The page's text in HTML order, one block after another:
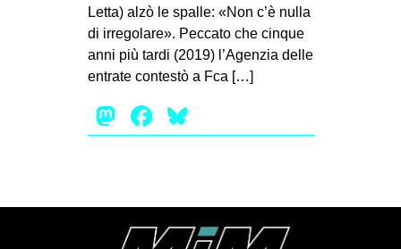
AMBIENTE
ANTIFASCISMO
DIRITTO ALL’ABITARE
GENERI
MIGRAZIONI
STUDENTI
Letta) alzò le spalle: «Non c’è nulla
di irregolare». Peccato che cinque
anni più tardi (2019) l’Agenzia delle
entrate contestò a Fca […]
Mastodon
Facebook